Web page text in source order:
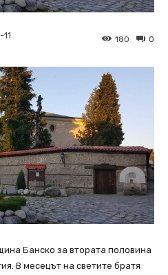
0
180
Банско за втората половина
В месецът на светите братя